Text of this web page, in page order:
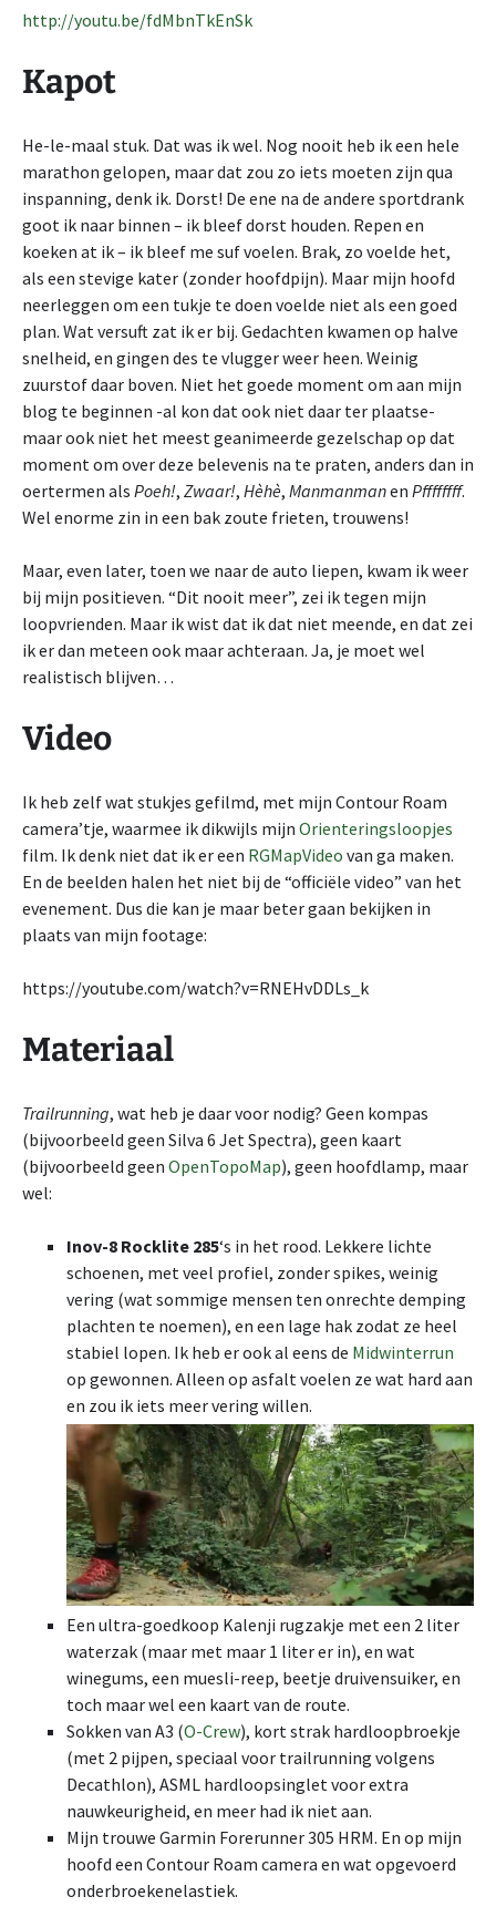
http://youtu.be/fdMbnTkEnSk
Kapot
He-le-maal stuk. Dat was ik wel. Nog nooit heb ik een hele
marathon gelopen, maar dat zou zo iets moeten zijn qua
inspanning, denk ik. Dorst! De ene na de andere sportdrank
goot ik naar binnen – ik bleef dorst houden. Repen en
koeken at ik – ik bleef me suf voelen. Brak, zo voelde het,
als een stevige kater (zonder hoofdpijn). Maar mijn hoofd
neerleggen om een tukje te doen voelde niet als een goed
plan. Wat versuft zat ik er bij. Gedachten kwamen op halve
snelheid, en gingen des te vlugger weer heen. Weinig
zuurstof daar boven. Niet het goede moment om aan mijn
blog te beginnen -al kon dat ook niet daar ter plaatse-
maar ook niet het meest geanimeerde gezelschap op dat
moment om over deze belevenis na te praten, anders dan in
oertermen als Poeh!, Zwaar!, Hèhè, Manmanmanen Pffffffff.
Wel enorme zin in een bak zoute frieten, trouwens!
Maar, even later, toen we naar de auto liepen, kwam ik weer
bij mijn positieven. “Dit nooit meer”, zei ik tegen mijn
loopvrienden. Maar ik wist dat ik dat niet meende, en dat zei
ik er dan meteen ook maar achteraan. Ja, je moet wel
realistisch blijven…
Video
Ik heb zelf wat stukjes gefilmd, met mijn Contour Roam
camera’tje, waarmee ik dikwijls mijn Orienteringsloopjes
film. Ik denk niet dat ik er een RGMapVideo van ga maken.
En de beelden halen het niet bij de “officiële video” van het
evenement. Dus die kan je maar beter gaan bekijken in
plaats van mijn footage:
https://youtube.com/watch?v=RNEHvDDLs_k
Materiaal
Trailrunning, wat heb je daar voor nodig? Geen kompas
(bijvoorbeeld geen Silva 6 Jet Spectra), geen kaart
(bijvoorbeeld geen OpenTopoMap), geen hoofdlamp, maar
wel:
Inov-8 Rocklite 285‘s in het rood. Lekkere lichte
schoenen, met veel profiel, zonder spikes, weinig
vering (wat sommige mensen ten onrechte demping
plachten te noemen), en een lage hak zodat ze heel
stabiel lopen. Ik heb er ook al eens de Midwinterrun
op gewonnen. Alleen op asfalt voelen ze wat hard aan
en zou ik iets meer vering willen.
Een ultra-goedkoop Kalenji rugzakje met een 2 liter
waterzak (maar met maar 1 liter er in), en wat
winegums, een muesli-reep, beetje druivensuiker, en
toch maar wel een kaart van de route.
Sokken van A3 (O-Crew), kort strak hardloopbroekje
(met 2 pijpen, speciaal voor trailrunning volgens
Decathlon), ASML hardloopsinglet voor extra
nauwkeurigheid, en meer had ik niet aan.
Mijn trouwe Garmin Forerunner 305 HRM. En op mijn
hoofd een Contour Roam camera en wat opgevoerd
onderbroekenelastiek.